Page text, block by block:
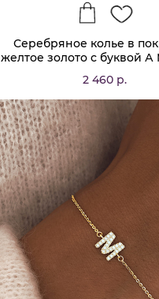
Серебряное колье в
желтое золото с буквой А
2 460 р.